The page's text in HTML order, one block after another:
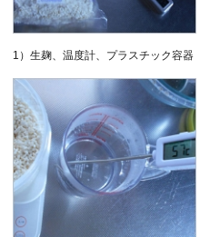
1）生麹、温度計、プラスチック容器